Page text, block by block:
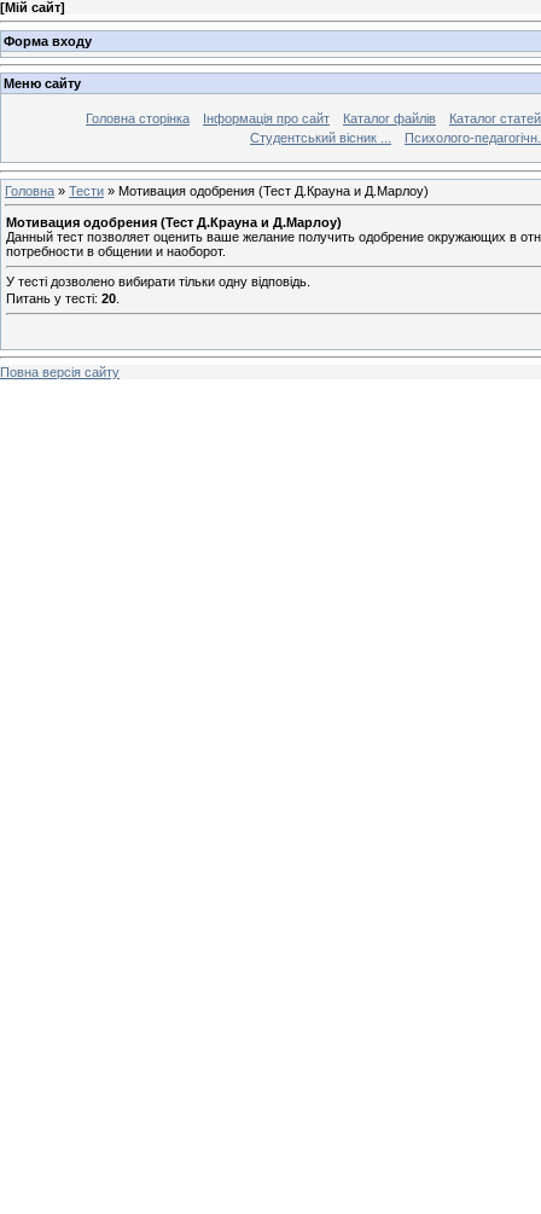
[Мій сайт]
Форма входу
Меню сайту
Головна сторінка Інформація про сайт Каталог файлів
Каталог статей
Студентський вісник ...
Психолого-
Головна » Тести » Мотивация одобрения (Тест Д.Крауна и Д.Марлоу)
Мотивация одобрения (Тест Д.Крауна и Д.Марлоу)
Данный тест позволяет оценить ваше желание получить одобрение окружающих в
потребности в общении и наоборот.
У тесті дозволено вибирати тільки одну відповідь.
Питань у тесті: 20
Повна версія сайту